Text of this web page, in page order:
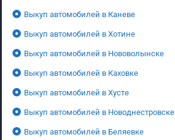
Выкуп автомобилей в Каневе
Выкуп автомобилей в Хотине
Выкуп автомобилей в Нововолынске
Выкуп автомобилей в Каховке
Выкуп автомобилей в Хусте
Выкуп автомобилей в Новоднестровске
Выкуп автомобилей в Беляевке